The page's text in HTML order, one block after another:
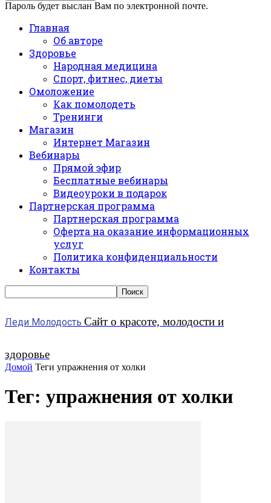
Пароль будет выслан Вам по электронной почте.
Главная
Об авторе
Здоровье
Народная медицина
Спорт, фитнес, диеты
Омоложение
Как помолодеть
Тренинги
Магазин
Интернет Магазин
Вебинары
Прямой эфир
Бесплатные вебинары
Видеоуроки в подарок
Партнерская программа
Партнерская программа
Оферта на оказание информационных
услуг
Политика конфиденциальности
Контакты
Леди Молодость Сайт о красоте, молодости и
здоровье
Домой Теги упражнения от холки
Тег: упражнения от холки